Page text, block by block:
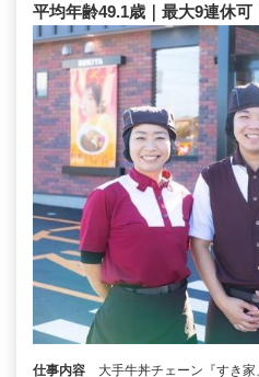
平均年齢49.1歳｜最大9連休可
仕事内容
大手牛丼チェーン『すき